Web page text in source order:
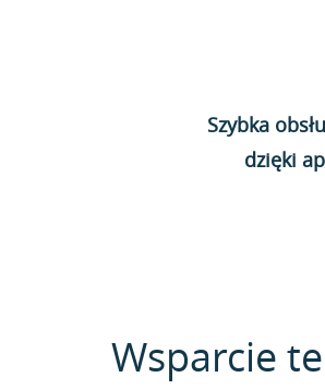
Szybka
dzięki
Wsparcie